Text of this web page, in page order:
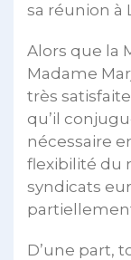
sa réunion à
Alors que la
Madame
très
qu’il
nécessaire
flexibilité du
syndicats
D’une part,